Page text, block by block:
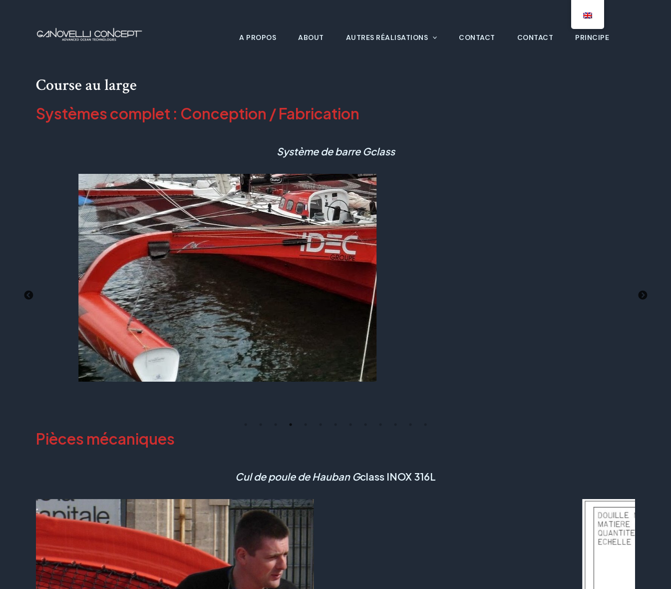
A PROPOS ABOUT AUTRES RÉALISATIONS CONTACT CONTACT PRINCIPE
Course au large
Systèmes complet : Conception / Fabrication
Système de barre Gclass
Pièces mécaniques
Cul de poule de Hauban Gclass INOX 316L